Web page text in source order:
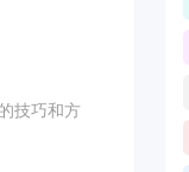
技巧和方